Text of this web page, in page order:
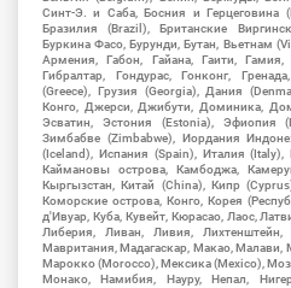
Синт-Э. и Саба, Босния и Герцеговина
Бразилия (Brazil), Британские
Буркина Фасо, Бурунди, Бутан, Вьетнам
Армения, Габон, Гайана, Гаити, Гамия,
Гибралтар, Гондурас, Гонконг,
(Greece), Грузия (Georgia), Дания
Конго, Джерси, Джибути, Доминика,
Эсватин, Эстония (Estonia), Эфиопия
Зимбабве (Zimbabwe), Иордания
(Iceland), Испания (Spain), Италия (Italy),
Каймановы острова, Камбоджа,
Кыргызстан, Китай (China), Кипр
Коморские острова, Конго, Корея
д'Ивуар, Куба, Кувейт, Кюрасао, Лаос,
Либерия, Ливан, Ливия,
Мавритания, Мадагаскар, Макао,
Марокко (Morocco), Мексика (Mexico),
Монако, Намибия, Науру, Непал,